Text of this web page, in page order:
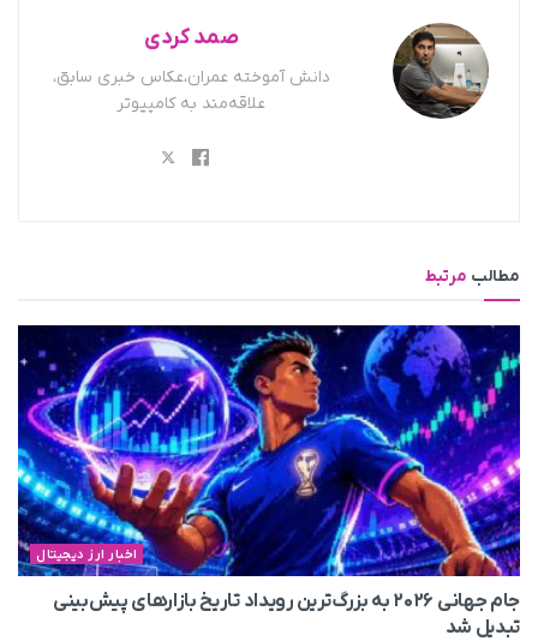
صمد کردی
دانش آموخته عمران،عکاس خبری سابق،
علاقه‌مند به کامپیوتر
مطالب مرتبط
اخبار ارز دیجیتال
جام جهانی ۲۰۲۶ به بزرگ‌ترین رویداد تاریخ بازارهای پیش‌بینی
تبدیل شد